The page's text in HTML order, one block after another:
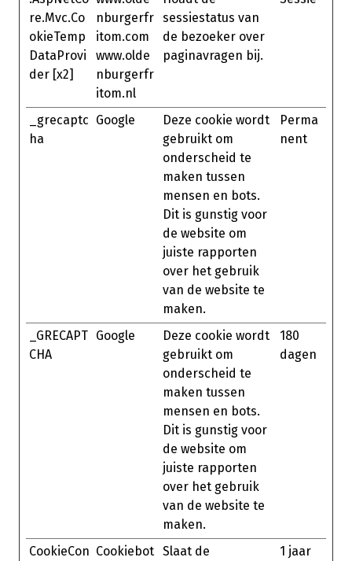
re.Mvc.Co
okieTemp
DataProvi
der [x2]
nburgerfr
itom.com
www.olde
nburgerfr
itom.nl
sessiestatus van
de bezoeker over
paginavragen bij.
_grecaptc
ha
Google
Deze cookie wordt
gebruikt om
onderscheid te
maken tussen
mensen en bots.
Dit is gunstig voor
de website om
juiste rapporten
over het gebruik
van de website te
maken.
Perma
nent
_GRECAPT
CHA
Google
Deze cookie wordt
gebruikt om
onderscheid te
maken tussen
mensen en bots.
Dit is gunstig voor
de website om
juiste rapporten
over het gebruik
van de website te
maken.
180
dagen
CookieCon Cookiebot Slaat de 1 jaar